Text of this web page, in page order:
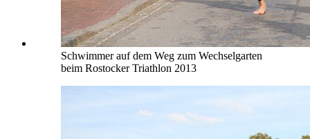
Schwimmer auf dem Weg zum Wechselgarten
beim Rostocker Triathlon 2013